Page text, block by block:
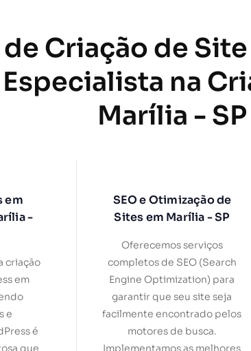
Criação de
na
Marília - SP
em
-
criação
em
e
é
que
SEO e Otimização de
Sites em Marília - SP
Oferecemos serviços
completos de SEO (Search
Engine Optimization) para
garantir que seu site seja
facilmente encontrado pelos
motores de busca.
Implementamos as melhores